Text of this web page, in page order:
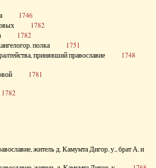
1746
1782
1782
полка 1751
принявший православие 1748
1781
1782
житель д. Камумта Дигор. у., брат А. и